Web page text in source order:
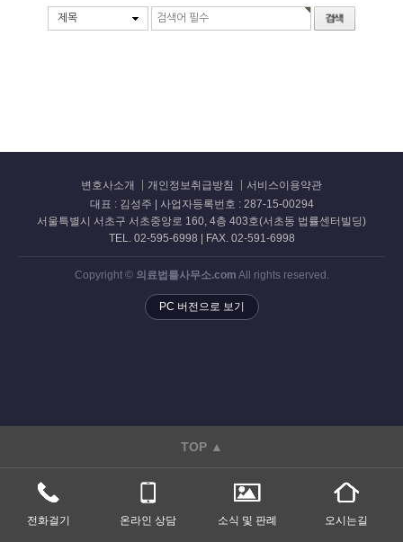
제목
변호사소개 개인정보취급방침
서비스이용약관
대표 : 김성주 | 사업자등록번호 : 287-15-00294
서울특별시 서초구 서초중앙로 160, 4층 403호(서초동 법률센터빌딩)
TEL. 02-595-6998 | FAX. 02-591-6998
Copyright © 의료법률사무소.com All rights reserved.
PC 버전으로 보기
TOP ▲
전화걸기 온라인 상담 소식 및 판례 오시는길